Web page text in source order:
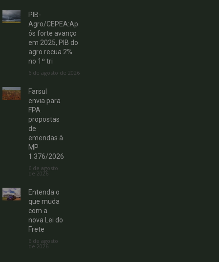
PIB-
Agro/CEPEA:Ap
ós forte avanço
em 2025, PIB do
agro recua 2%
no 1º tri
6 de agosto de 2026
Farsul
envia para
FPA
propostas
de
emendas à
MP
1.376/2026
6 de agosto
de 2026
Entenda o
que muda
com a
nova Lei do
Frete
6 de agosto
de 2026